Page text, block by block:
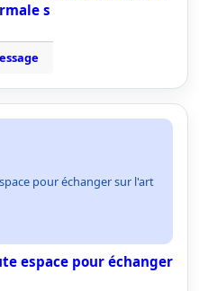
s
pour échanger sur l'art
espace pour échanger